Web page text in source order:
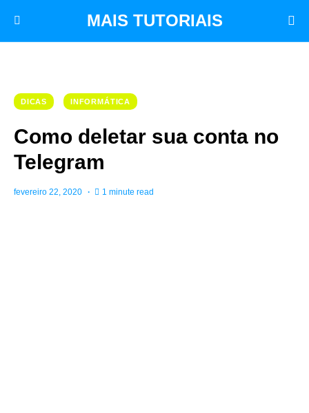
MAIS TUTORIAIS
DICAS INFORMÁTICA
Como deletar sua conta no
Telegram
fevereiro 22, 2020 1 minute read